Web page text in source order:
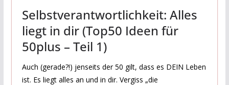
Selbstverantwortlichkeit: Alles
liegt in dir (Top50 Ideen für
50plus – Teil 1)
Auch (gerade?!) jenseits der 50 gilt, dass es DEIN Leben
ist. Es liegt alles an und in dir. Vergiss „die